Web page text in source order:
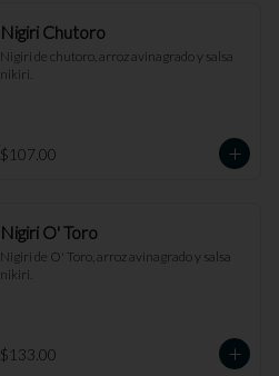
Nigiri Chutoro
Nigiri de chutoro, arroz avinagrado y salsa
nikiri.
$107.00
Nigiri O' Toro
Nigiri de O' Toro, arroz avinagrado y salsa
nikiri.
$133.00